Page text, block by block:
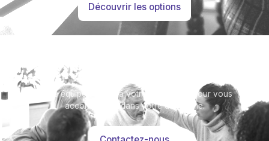
Découvrir les options
Notre équipe se tient à votre disposition pour vous
accompagner dans votre démarche.